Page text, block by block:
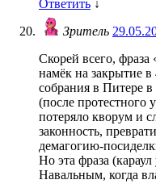
Ответить ↓
Зритель
Скорей всего, фраза
намёк на закрытие
собрания в Питере в
(после протестного
потеряло кворум и
законность,
демагогию-
Но эта фраза
Навальным, когда